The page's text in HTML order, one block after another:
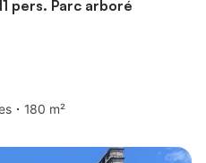
pers. Parc arboré
180 m²